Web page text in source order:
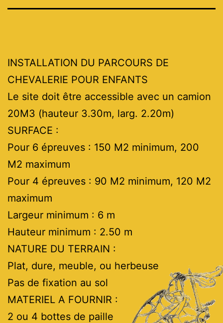
INSTALLATION DU PARCOURS DE
CHEVALERIE POUR ENFANTS
Le site doit être accessible avec un camion
20M3 (hauteur 3.30m, larg. 2.20m)
SURFACE :
Pour 6 épreuves : 150 M2 minimum, 200
M2 maximum
Pour 4 épreuves : 90 M2 minimum, 120 M2
maximum
Largeur minimum : 6 m
Hauteur minimum : 2.50 m
NATURE DU TERRAIN :
Plat, dure, meuble, ou herbeuse
Pas de fixation au sol
MATERIEL A FOURNIR :
2 ou 4 bottes de paille